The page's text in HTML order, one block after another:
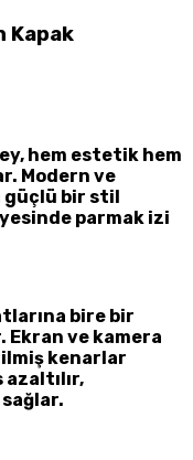
Kapak
hem estetik hem
Modern ve
güçlü bir stil
parmak izi
bire bir
Ekran ve kamera
kenarlar